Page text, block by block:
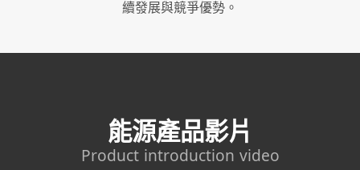
續發展與競爭優勢。
能源產品影片
Product introduction video